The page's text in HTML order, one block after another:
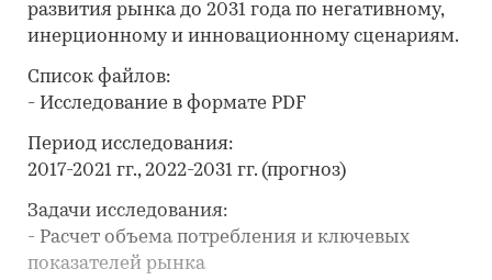
развития рынка до 2031 года по негативному,
инерционному и инновационному сценариям.
Список файлов:
- Исследование в формате PDF
Период исследования:
2017-2021 гг., 2022-2031 гг. (прогноз)
Задачи исследования:
- Расчет объема потребления и ключевых
показателей рынка